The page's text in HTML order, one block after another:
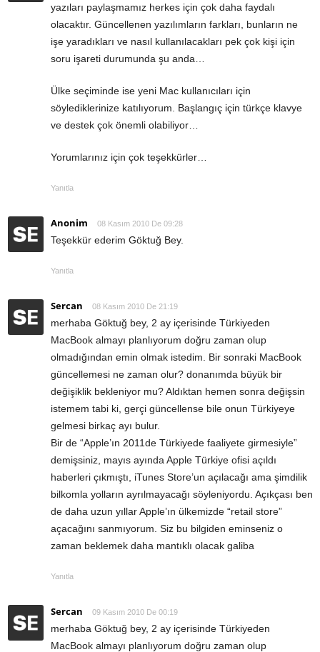
yazıları paylaşmamız herkes için çok daha faydalı
olacaktır. Güncellenen yazılımların farkları, bunların ne
işe yaradıkları ve nasıl kullanılacakları pek çok kişi için
soru işareti durumunda şu anda…
Ülke seçiminde ise yeni Mac kullanıcıları için
söylediklerinize katılıyorum. Başlangıç için türkçe klavye
ve destek çok önemli olabiliyor…
Yorumlarınız için çok teşekkürler…
Yanıtla
Anonim 08 Kasım 2010 De 09:28
Teşekkür ederim Göktuğ Bey.
Yanıtla
Sercan 08 Kasım 2010 De 21:19
merhaba Göktuğ bey, 2 ay içerisinde Türkiyeden
MacBook almayı planlıyorum doğru zaman olup
olmadığından emin olmak istedim. Bir sonraki MacBook
güncellemesi ne zaman olur? donanımda büyük bir
değişiklik bekleniyor mu? Aldıktan hemen sonra değişsin
istemem tabi ki, gerçi güncellense bile onun Türkiyeye
gelmesi birkaç ayı bulur.
Bir de “Apple’ın 2011de Türkiyede faaliyete girmesiyle”
demişsiniz, mayıs ayında Apple Türkiye ofisi açıldı
haberleri çıkmıştı, iTunes Store’un açılacağı ama şimdilik
bilkomla yolların ayrılmayacağı söyleniyordu. Açıkçası ben
de daha uzun yıllar Apple’ın ülkemizde “retail store”
açacağını sanmıyorum. Siz bu bilgiden eminseniz o
zaman beklemek daha mantıklı olacak galiba
Yanıtla
Sercan 09 Kasım 2010 De 00:19
merhaba Göktuğ bey, 2 ay içerisinde Türkiyeden
MacBook almayı planlıyorum doğru zaman olup